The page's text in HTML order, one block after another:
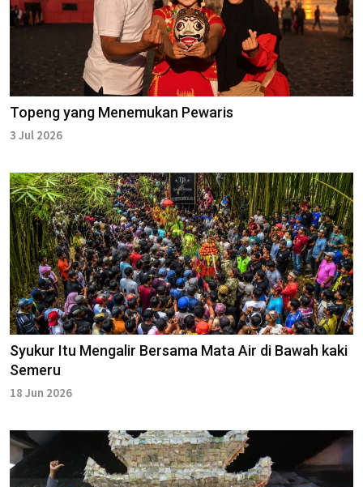
Topeng yang Menemukan Pewaris
3 Jul 2026
Syukur Itu Mengalir Bersama Mata Air di Bawah kaki
Semeru
18 Jun 2026